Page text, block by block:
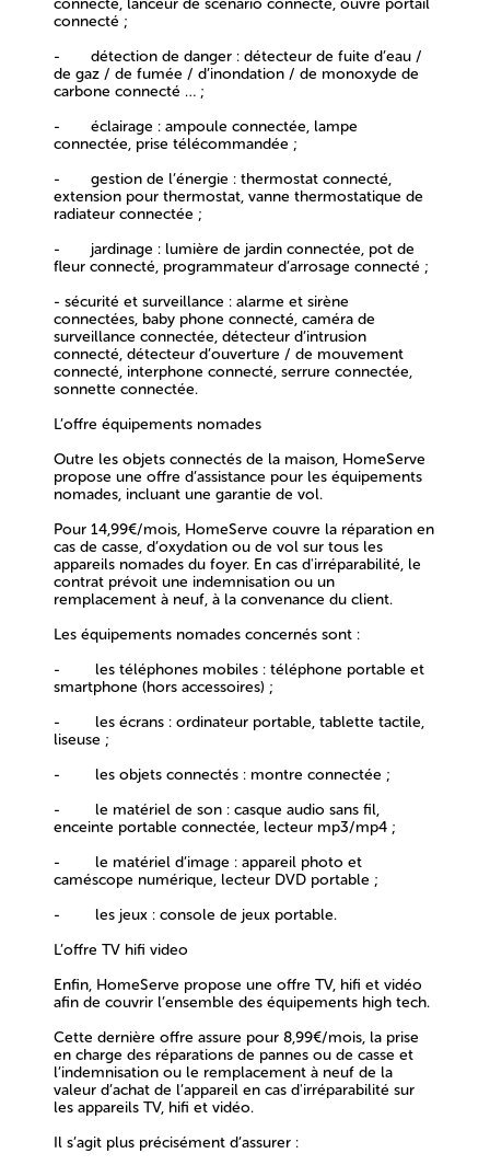
connecté ;
- détection de danger : détecteur de fuite d’eau /
de gaz / de fumée / d’inondation / de monoxyde de
carbone connecté … ;
- éclairage : ampoule connectée, lampe
connectée, prise télécommandée ;
- gestion de l’énergie : thermostat connecté,
extension pour thermostat, vanne thermostatique de
radiateur connectée ;
- jardinage : lumière de jardin connectée, pot de
fleur connecté, programmateur d’arrosage connecté ;
- sécurité et surveillance : alarme et sirène
connectées, baby phone connecté, caméra de
surveillance connectée, détecteur d’intrusion
connecté, détecteur d’ouverture / de mouvement
connecté, interphone connecté, serrure connectée,
sonnette connectée.
L’offre équipements nomades
Outre les objets connectés de la maison, HomeServe
propose une offre d’assistance pour les équipements
nomades, incluant une garantie de vol.
Pour 14,99€/mois, HomeServe couvre la réparation en
cas de casse, d’oxydation ou de vol sur tous les
appareils nomades du foyer. En cas d'irréparabilité, le
contrat prévoit une indemnisation ou un
remplacement à neuf, à la convenance du client.
Les équipements nomades concernés sont :
- les téléphones mobiles : téléphone portable et
smartphone (hors accessoires) ;
- les écrans : ordinateur portable, tablette tactile,
liseuse ;
- les objets connectés : montre connectée ;
- le matériel de son : casque audio sans fil,
enceinte portable connectée, lecteur mp3/mp4 ;
- le matériel d’image : appareil photo et
caméscope numérique, lecteur DVD portable ;
- les jeux : console de jeux portable.
L’offre TV hifi video
Enfin, HomeServe propose une offre TV, hifi et vidéo
afin de couvrir l’ensemble des équipements high tech.
Cette dernière offre assure pour 8,99€/mois, la prise
en charge des réparations de pannes ou de casse et
l’indemnisation ou le remplacement à neuf de la
valeur d’achat de l’appareil en cas d'irréparabilité sur
les appareils TV, hifi et vidéo.
Il s’agit plus précisément d’assurer :